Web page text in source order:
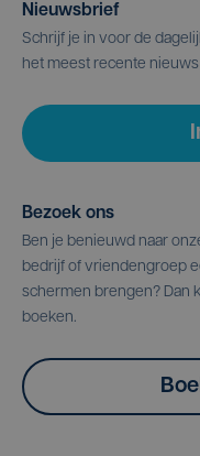
Nieuwsbrief
Schrijf je in voor de
het meest recente
Bezoek ons
Ben je benieuwd naar
bedrijf of vriendengroep
schermen brengen? Dan
boeken.